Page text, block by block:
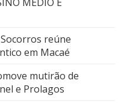
reúne
em Macaé
mutirão de
e Prolagos